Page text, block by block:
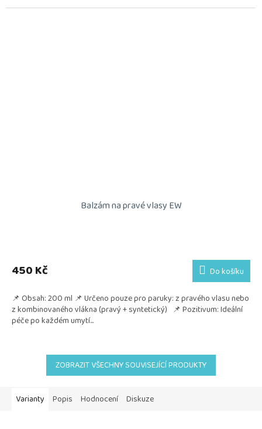
Balzám na pravé vlasy EW
450 Kč Do košíku
📌 Obsah: 200 ml 📌 Určeno pouze pro paruky: z pravého vlasu nebo
z kombinovaného vlákna (pravý + syntetický) 📌 Pozitivum: Ideální
péče po každém umytí...
ZOBRAZIT VŠECHNY SOUVISEJÍCÍ PRODUKTY
Varianty Popis Hodnocení Diskuze